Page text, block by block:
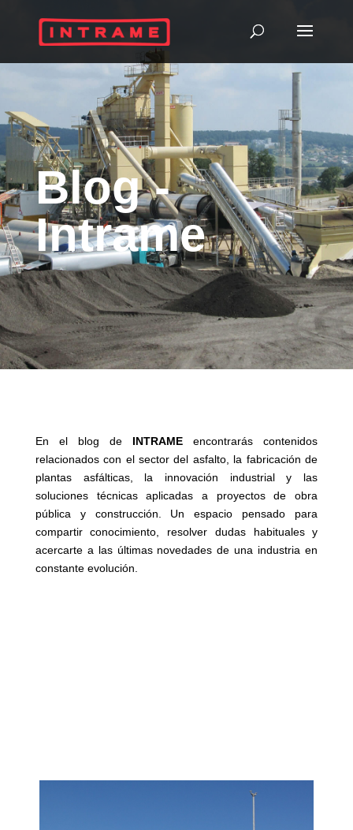
Blog -
Intrame
En el blog de INTRAME
encontrarás contenidos
relacionados con el sector del asfalto, la fabricación de
plantas asfálticas, la innovación industrial y las
soluciones técnicas aplicadas a proyectos de obra
pública y construcción. Un espacio pensado para
compartir conocimiento, resolver dudas habituales y
acercarte a las últimas novedades de una industria en
constante evolución.